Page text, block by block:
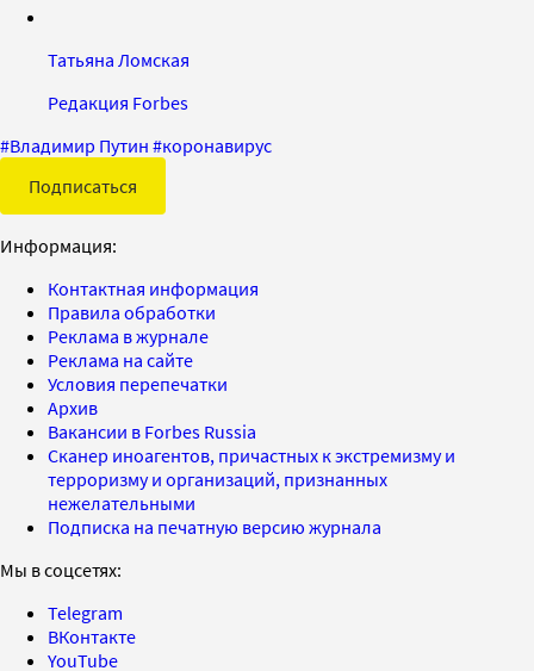
Татьяна Ломская
Редакция Forbes
#Владимир Путин #коронавирус
Подписаться
Информация:
Контактная информация
Правила обработки
Реклама в журнале
Реклама на сайте
Условия перепечатки
Архив
Вакансии в Forbes Russia
Сканер иноагентов, причастных к экстремизму и
терроризму и организаций, признанных
нежелательными
Подписка на печатную версию журнала
Мы в соцсетях:
Telegram
ВКонтакте
YouTube